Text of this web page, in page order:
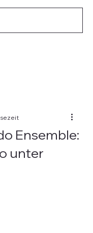
Ensemble:
unter